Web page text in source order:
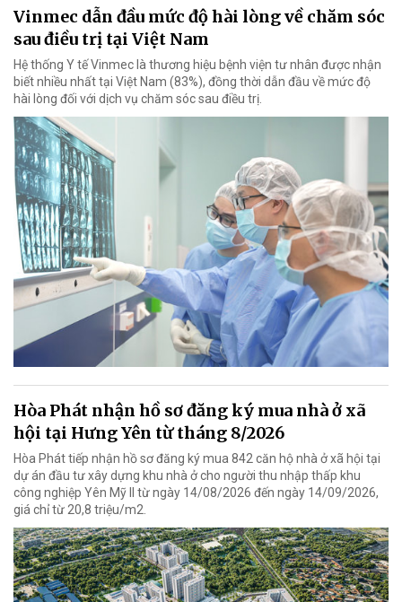
Vinmec dẫn đầu mức độ hài lòng về chăm sóc
sau điều trị tại Việt Nam
Hệ thống Y tế Vinmec là thương hiệu bệnh viện tư nhân được nhận
biết nhiều nhất tại Việt Nam (83%), đồng thời dẫn đầu về mức độ
hài lòng đối với dịch vụ chăm sóc sau điều trị.
Hòa Phát nhận hồ sơ đăng ký mua nhà ở xã
hội tại Hưng Yên từ tháng 8/2026
Hòa Phát tiếp nhận hồ sơ đăng ký mua 842 căn hộ nhà ở xã hội tại
dự án đầu tư xây dựng khu nhà ở cho người thu nhập thấp khu
công nghiệp Yên Mỹ II từ ngày 14/08/2026 đến ngày 14/09/2026,
giá chỉ từ 20,8 triệu/m2.